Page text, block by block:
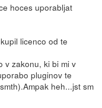
hoces uporabljat
licenco od te
v zakonu, ki bi mi v
pluginov te
heh...jst sm